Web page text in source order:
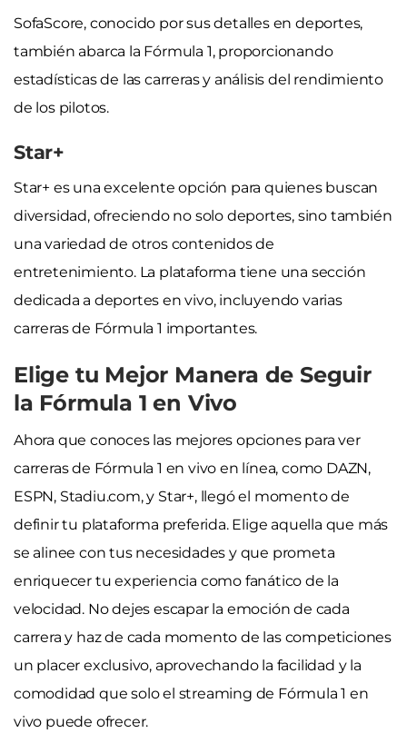
SofaScore, conocido por sus detalles en deportes,
también abarca la Fórmula 1, proporcionando
estadísticas de las carreras y análisis del rendimiento
de los pilotos.
Star+
Star+ es una excelente opción para quienes buscan
diversidad, ofreciendo no solo deportes, sino también
una variedad de otros contenidos de
entretenimiento. La plataforma tiene una sección
dedicada a deportes en vivo, incluyendo varias
carreras de Fórmula 1 importantes.
Elige tu Mejor Manera de Seguir
la Fórmula 1 en Vivo
Ahora que conoces las mejores opciones para ver
carreras de Fórmula 1 en vivo en línea, como DAZN,
ESPN, Stadiu.com, y Star+, llegó el momento de
definir tu plataforma preferida. Elige aquella que más
se alinee con tus necesidades y que prometa
enriquecer tu experiencia como fanático de la
velocidad. No dejes escapar la emoción de cada
carrera y haz de cada momento de las competiciones
un placer exclusivo, aprovechando la facilidad y la
comodidad que solo el streaming de Fórmula 1 en
vivo puede ofrecer.